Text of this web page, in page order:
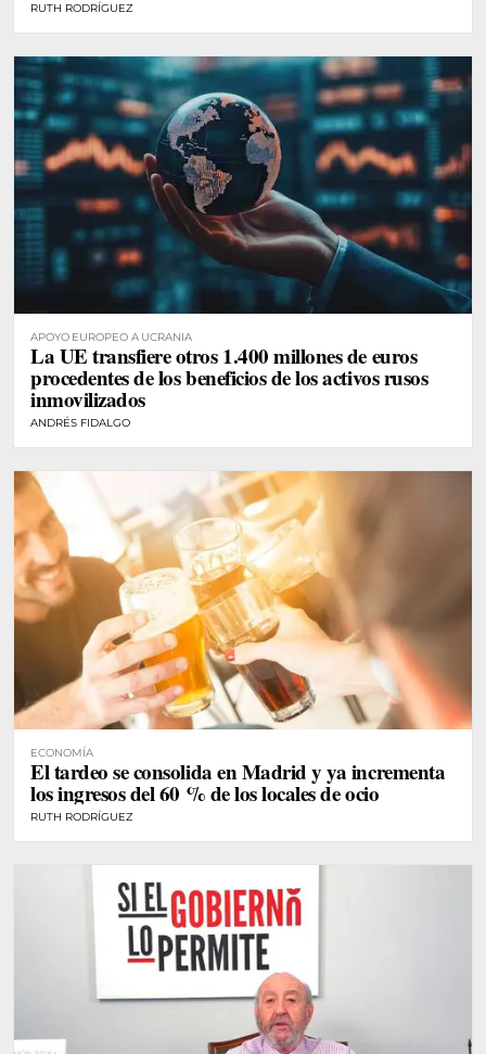
RUTH RODRÍGUEZ
APOYO EUROPEO A UCRANIA
La UE transfiere otros 1.400 millones de euros
procedentes de los beneficios de los activos rusos
inmovilizados
ANDRÉS FIDALGO
ECONOMÍA
El tardeo se consolida en Madrid y ya incrementa
los ingresos del 60 % de los locales de ocio
RUTH RODRÍGUEZ